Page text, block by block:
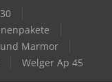
Marmor
Welger Ap 45